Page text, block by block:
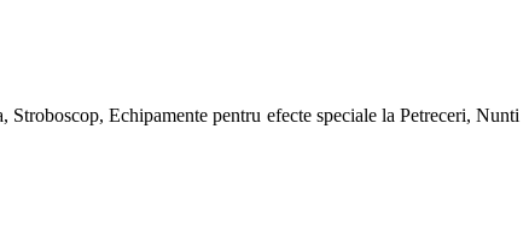
Echipamente pentru efecte speciale la Petreceri, Nunti